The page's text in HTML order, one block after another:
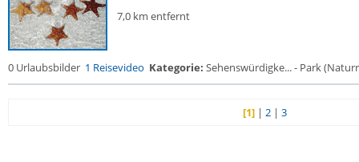
7,0 km entfernt
0 Urlaubsbilder 1 Reisevideo Kategorie: Sehenswürdigke... - Park
[1] |2 |3